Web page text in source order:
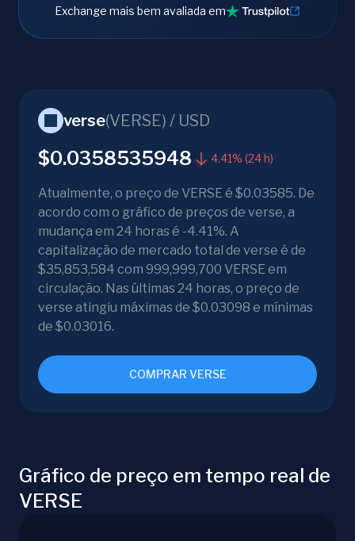
Exchange mais bem avaliada em
verse(VERSE) / USD
$0.0358535948 4.41% (24 h)
Atualmente, o preço de VERSE é $0.03585. De
acordo com o gráfico de preços de verse, a
mudança em 24 horas é -4.41%. A
capitalização de mercado total de verse é de
$35,853,584 com 999,999,700 VERSE em
circulação. Nas últimas 24 horas, o preço de
verse atingiu máximas de $0.03098 e mínimas
de $0.03016.
COMPRAR VERSE
Gráfico de preço em tempo real de
VERSE